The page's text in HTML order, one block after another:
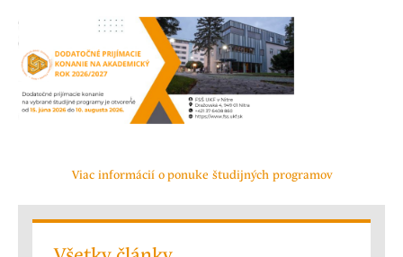
Viac informácií o ponuke študijných programov